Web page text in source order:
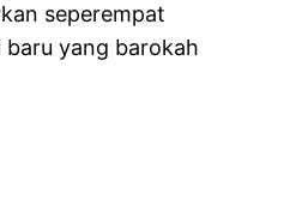
seperempat
yang barokah